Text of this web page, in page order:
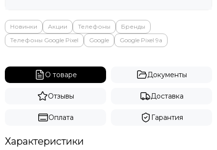
Новинки Акции Телефоны
Бренды
Телефоны Google Pixel
Google Google Pixel 9a
О товаре Документы
Отзывы Доставка
Оплата Гарантия
Характеристики